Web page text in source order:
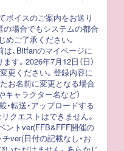
ボイスのご案内をお送り
の場合でもシステムの都合
めご了承ください。
は、Bitfanのマイページに
す。2026年7月12日（日）
更ください。登録内容に
お名前に変更となる場合
キャラクター名など）
転送・アップロードする
クエストはできません。
ントver(FFB&FFF開催の
ver(日付の記載なし・お